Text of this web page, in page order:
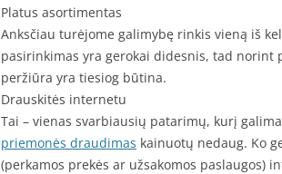
Platus asortimentas
Anksčiau turėjome galimybę rinkis vieną iš
pasirinkimas yra gerokai didesnis, tad
peržiūra yra tiesiog būtina.
Drauskitės internetu
Tai – vienas svarbiausių patarimų, kurį
priemonės draudimas kainuotų nedaug. Ko
(perkamos prekės ar užsakomos paslaugos)